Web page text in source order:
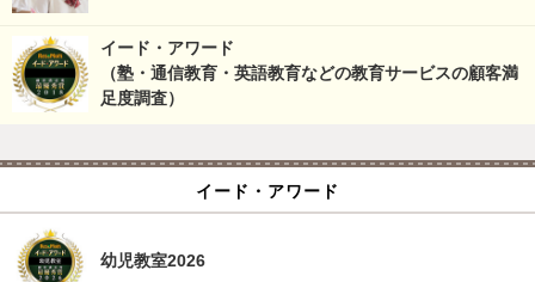
イード・アワード
（塾・通信教育・英語教育などの教育サービスの顧客満
足度調査）
イード・アワード
幼児教室2026